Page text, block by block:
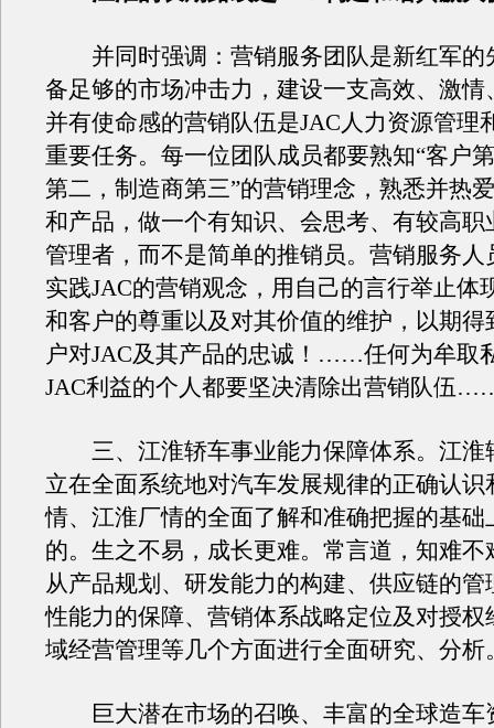
并同时强调：营销服务团队是新红军的
备足够的市场冲击力，建设一支高效、激情
并有使命感的营销队伍是JAC人力资源管理
重要任务。每一位团队成员都要熟知“客户
第二，制造商第三”的营销理念，熟悉并热
和产品，做一个有知识、会思考、有较高职
管理者，而不是简单的推销员。营销服务人
实践JAC的营销观念，用自己的言行举止体
和客户的尊重以及对其价值的维护，以期得
户对JAC及其产品的忠诚！……任何为牟取
JAC利益的个人都要坚决清除出营销队伍
三、江淮轿车事业能力保障体系。江淮
立在全面系统地对汽车发展规律的正确认识
情、江淮厂情的全面了解和准确把握的基础
的。生之不易，成长更难。常言道，知难不
从产品规划、研发能力的构建、供应链的管
性能力的保障、营销体系战略定位及对授权
域经营管理等几个方面进行全面研究、分析
巨大潜在市场的召唤、丰富的全球造车